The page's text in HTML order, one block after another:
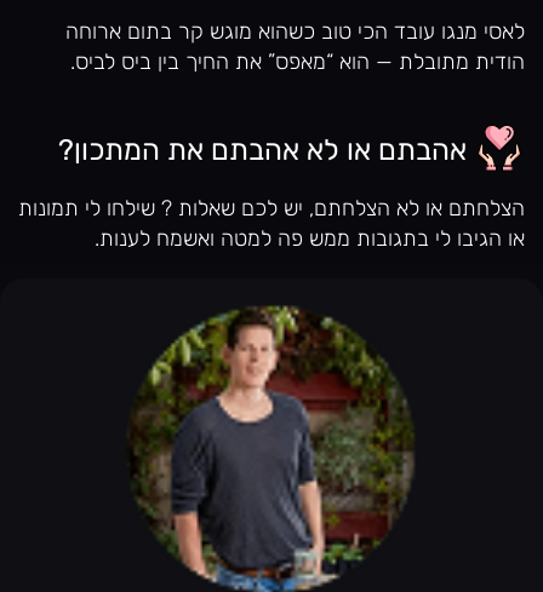
לאסי מנגו עובד הכי טוב כשהוא מוגש קר בתום ארוחה
הודית מתובלת — הוא “מאפס” את החיך בין ביס לביס.
אהבתם או לא אהבתם את המתכון?
הצלחתם או לא הצלחתם, יש לכם שאלות ? שילחו לי תמונות
או הגיבו לי בתגובות ממש פה למטה ואשמח לענות.